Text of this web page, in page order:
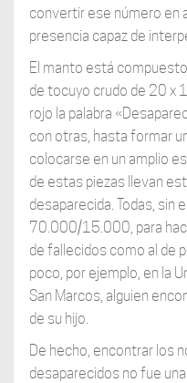
convertir ese número en
presencia capaz de
El manto está
de tocuyo crudo de 20 x
rojo la palabra
con otras, hasta formar
colocarse en un amplio
de estas piezas llevan
desaparecida. Todas, sin
70.000/15.000, para
de fallecidos como al de
poco, por ejemplo, en la
San Marcos, alguien
de su hijo.
De hecho, encontrar los
desaparecidos no fue